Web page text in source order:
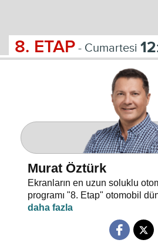
8. ETAP - Cumartesi
Murat Öztürk
Ekranların en uzun soluklu
programı "8. Etap" otomobil
son haberleri ekrana yansıtıyor.